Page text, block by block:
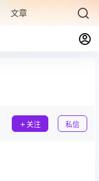
文章专题 最新文章
关注 私信